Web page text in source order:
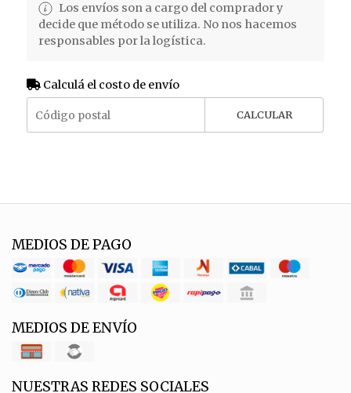
Los envíos son a cargo del comprador y
decide que método se utiliza. No nos hacemos
responsables por la logística.
Calculá el costo de envío
CALCULAR
MEDIOS DE PAGO
MEDIOS DE ENVÍO
NUESTRAS REDES SOCIALES